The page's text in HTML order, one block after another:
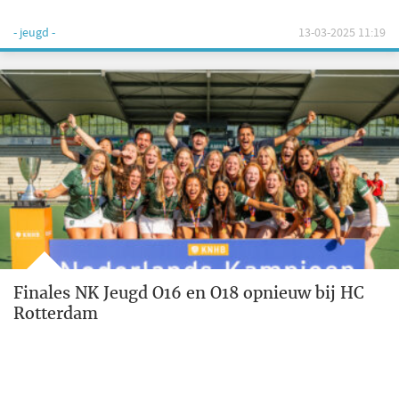
- jeugd - 13-03-2025 11:19
Finales NK Jeugd O16 en O18 opnieuw bij HC
Rotterdam